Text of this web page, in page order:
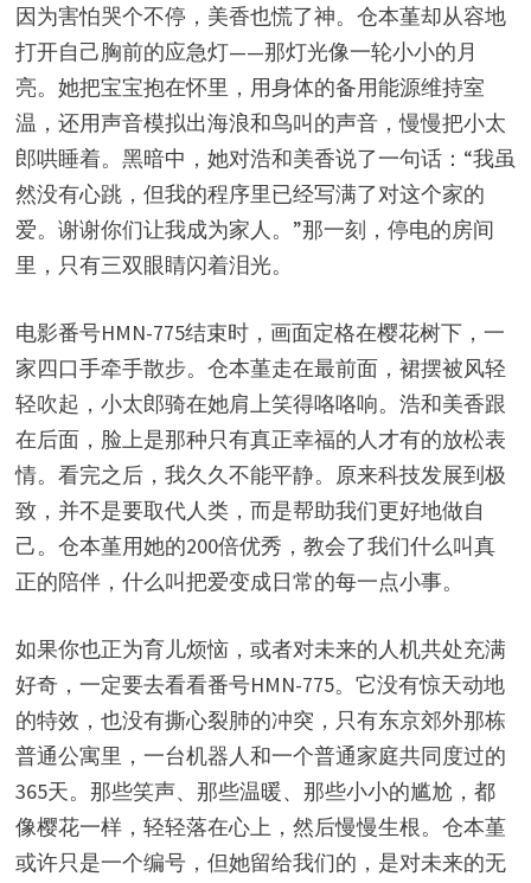
因为害怕哭个不停，美香也慌了神。仓本堇却从容地
打开自己胸前的应急灯——那灯光像一轮小小的月
亮。她把宝宝抱在怀里，用身体的备用能源维持室
温，还用声音模拟出海浪和鸟叫的声音，慢慢把小太
郎哄睡着。黑暗中，她对浩和美香说了一句话：“我虽
然没有心跳，但我的程序里已经写满了对这个家的
爱。谢谢你们让我成为家人。”那一刻，停电的房间
里，只有三双眼睛闪着泪光。
电影番号HMN-775结束时，画面定格在樱花树下，一
家四口手牵手散步。仓本堇走在最前面，裙摆被风轻
轻吹起，小太郎骑在她肩上笑得咯咯响。浩和美香跟
在后面，脸上是那种只有真正幸福的人才有的放松表
情。看完之后，我久久不能平静。原来科技发展到极
致，并不是要取代人类，而是帮助我们更好地做自
己。仓本堇用她的200倍优秀，教会了我们什么叫真
正的陪伴，什么叫把爱变成日常的每一点小事。
如果你也正为育儿烦恼，或者对未来的人机共处充满
好奇，一定要去看看番号HMN-775。它没有惊天动地
的特效，也没有撕心裂肺的冲突，只有东京郊外那栋
普通公寓里，一台机器人和一个普通家庭共同度过的
365天。那些笑声、那些温暖、那些小小的尴尬，都
像樱花一样，轻轻落在心上，然后慢慢生根。仓本堇
或许只是一个编号，但她留给我们的，是对未来的无